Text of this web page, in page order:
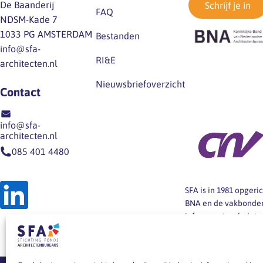
De Baanderij
NDSM-Kade 7
1033 PG AMSTERDAM
info@sfa-
architecten.nl
Contact
info@sfa-
architecten.nl
085 401 4480
FAQ
Bestanden
RI&E
Nieuwsbriefoverzicht
Schrijf je in
SFA is in 1981
BNA en de
informeert en helpt